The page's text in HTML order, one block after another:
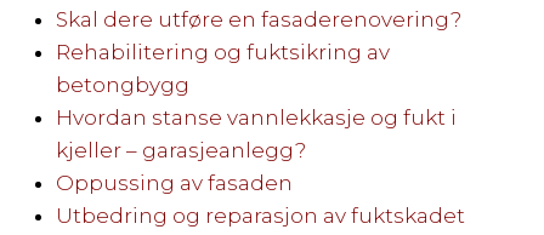
Skal dere utføre en fasaderenovering?
Rehabilitering og fuktsikring av
betongbygg
Hvordan stanse vannlekkasje og fukt i
kjeller – garasjeanlegg?
Oppussing av fasaden
Utbedring og reparasjon av fuktskadet